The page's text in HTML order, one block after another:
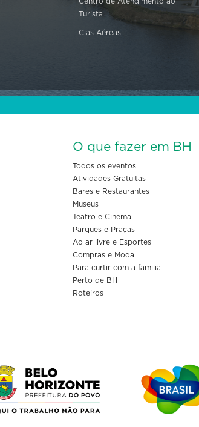
Turista
Cias Aéreas
O que fazer em BH
Todos os eventos
Atividades Gratuitas
Bares e Restaurantes
Museus
Teatro e Cinema
Parques e Praças
Ao ar livre e Esportes
Compras e Moda
Para curtir com a familia
Perto de BH
Roteiros